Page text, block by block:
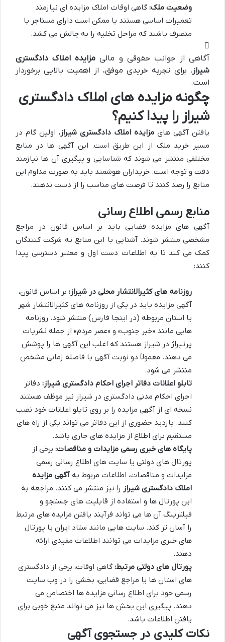
وضعیت ملک: گاهی اوقات املاک مزایده ای نیازمند
تعمیرات اساسی هستند یا ممکن است دارای مستاجر یا
متصرف باشند که مراحل تخلیه را به چالش می کشد.
آگاهی از جوانب حقوقی و مالی مزایده املاک دادگستری
شیراز ، برای تجربه خریدی موفق، از اهمیت بالایی برخوردار
است.
چگونه مزایده های املاک دادگستری
شیراز را پیدا کنیم؟
یافتن آگهی های مزایده املاک دادگستری شیراز، اولین گام در
مسیر خرید ملک از این طریق است. این آگهی ها در منابع
مختلفی منتشر می شوند که شناسایی و پیگیری آن ها نیازمند
دقت و توجه است. خریداران هوشمند باید به صورت مداوم این
منابع را رصد کنند تا فرصت های مناسب را از دست ندهند.
منابع رسمی اطلاع رسانی
آگهی های مزایده قضایی باید بر اساس قانون در مراجع
مشخصی منتشر شوند. آشنایی با این منابع به شرکت کنندگان
کمک می کند تا به اطلاعات دست اول و معتبر دسترسی پیدا
کنند:
روزنامه های کثیرالانتشار محلی در شیراز: بر اساس قانون،
آگهی مزایده باید در یکی از روزنامه های کثیرالانتشار شهر
یا استان مربوطه (در اینجا فارس) منتشر شود. روزنامه
هایی مانند «خبر جنوب» و «عصر مردم» از جمله نشریات
پرتیراژ در شیراز هستند که اغلب این آگهی ها را پوشش
می دهند. معمولاً دو نوبت آگهی با فاصله زمانی مشخص
منتشر می شود.
تابلو اعلانات دفاتر اجرای احکام دادگستری شیراز: دفاتر
اجرای احکام مدنی دادگستری در شیراز نیز موظف هستند
نسخه ای از آگهی مزایده را بر روی تابلو اعلانات خود نصب
کنند. بازدید حضوری از این دفاتر می تواند یکی از راه های
مستقیم برای اطلاع از مزایده های جاری باشد.
پایگاه های خبری رسمی مزایدات و مناقصات: برخی از
پورتال های دولتی یا سایت های اطلاع رسانی رسمی
مزایدات و مناقصات، اطلاعات مربوط بهآگهی مزایده
املاک دادگستری شیراز را نیز منتشر می کنند. مراجعه به
این پورتال ها و استفاده از قابلیت های جستجو و
فیلترینگ آن ها می تواند فرآیند یافتن مزایده های مرتبط
را آسان تر کند. سایت هایی مانند ستاد ایران یا پورتال
های خبری مزایدات می توانند اطلاعات مفیدی ارائه
دهند.
پورتال های دولتی مرتبط: گاهی اوقات، برخی از دادگستری
های استان ها یا مراجع قضایی، بخشی را در وب سایت
رسمی خود برای اطلاع رسانی مزایده ها اختصاص می
دهند. پیگیری این بخش ها نیز می تواند منبع خوبی برای
یافتن اطلاعات باشد.
نکات کلیدی در جستجوی آگهی